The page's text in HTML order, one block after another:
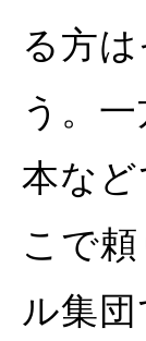
る方
う。
本な
こで
ル集